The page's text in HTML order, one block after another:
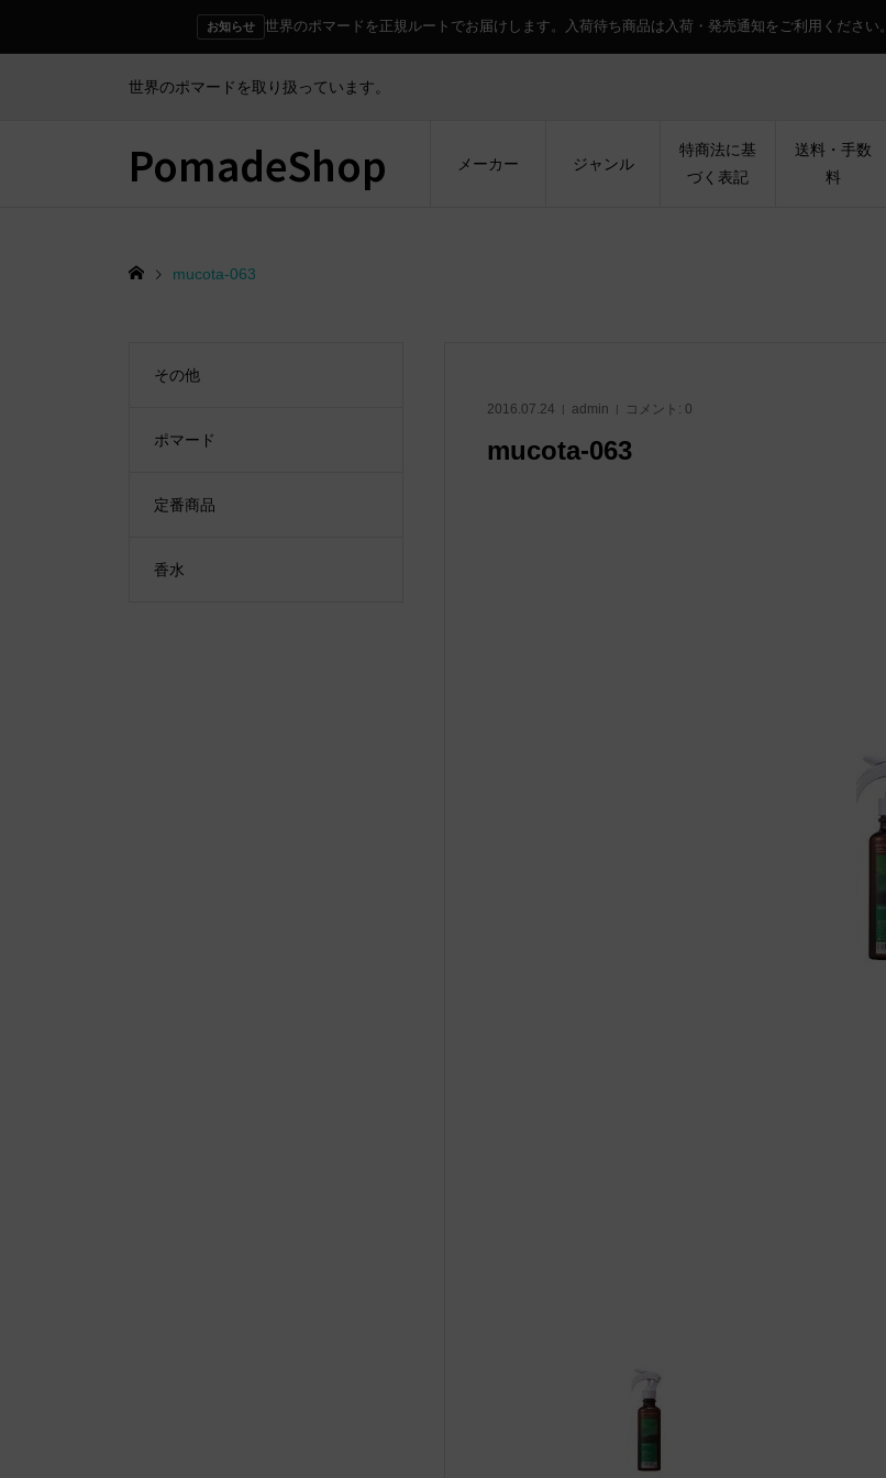
お知らせ 世界のポマードを正規ルートでお届けします。入荷待ち商品は入荷・発売通知をご利用ください。
世界のポマードを取り扱っています。
PomadeShop メーカー ジャンル
特商法に基
づく表記
送料・手数
料
mucota-063
2016.07.24 admin コメント: 0
mucota-063
その他
ポマード
定番商品
香水